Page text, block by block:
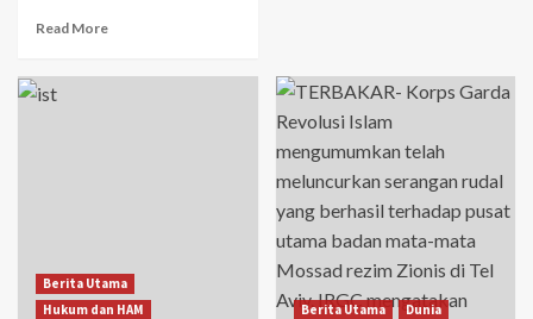
Read More
Berita Utama
Hukum dan HAM
Berita Utama Dunia